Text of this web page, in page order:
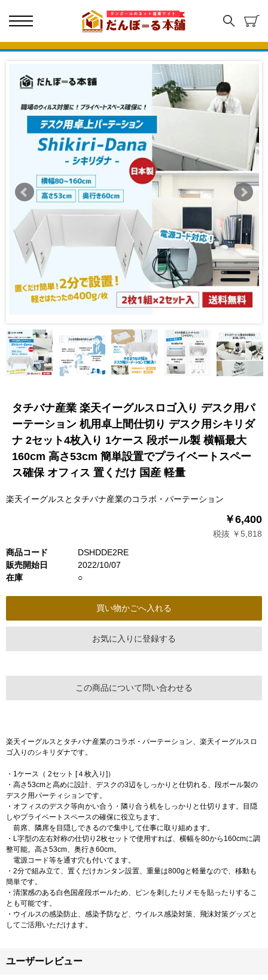
タチバナ産業 楽天イーグルスロゴ入り デスク用パ
ーテーション 机用卓上間仕切り デスク用シキリダ
ナ 2セット4枚入り 1ケース 段ボール製 横幅最大
160cm 高さ53cm 簡単設置でプライベートスペー
ス確保 オフィス 置くだけ 国産 軽量
楽天イーグルスとタチバナ産業のコラボ・パーテーション
￥6,400
税抜 ￥5,818
商品コード
DSHDDE2RE
販売開始日
2022/10/07
在庫
○
お気に入りに登録する
この商品について問い合わせる
楽天イーグルスとタチバナ産業のコラボ・パーテーション、楽天イーグルスロ
ゴ入りのシキリダナです。
・1ケース（ 2セット [４枚入り]）
・高さ53cmと高めに設計、デスクの3辺をしっかりと仕切れる、段ボール製の
デスク用パーティションです。
・オフィスのデスク等向かい合う・隣り合う机をしっかりと仕切ります。目隠
しやプライベートスペースの確保に役立ちます。
前席、隣席を目隠しできるので集中して仕事に取り組めます。
・L字型の左右対称の仕切り2枚セットで使用すれば、横幅を80から160cmに調
整可能。高さ53cm、奥行き60cm。
電源コード等を通す穴も付いてます。
・2分で組み立て、置くだけカンタン設置、重量は800gと軽量なので、移動も
簡単です。
・清潔感のある白色国産段ボールため、ピンを刺したりメモを貼ったりするこ
とも可能です。
・ウイルスの感染防止、感染予防など、ウイルス感染対策、飛沫対策グッズと
してご活用いただけます。
ユーザーレビュー